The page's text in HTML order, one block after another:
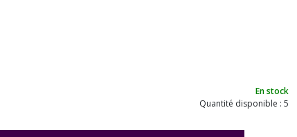
En stock
Quantité disponible : 5